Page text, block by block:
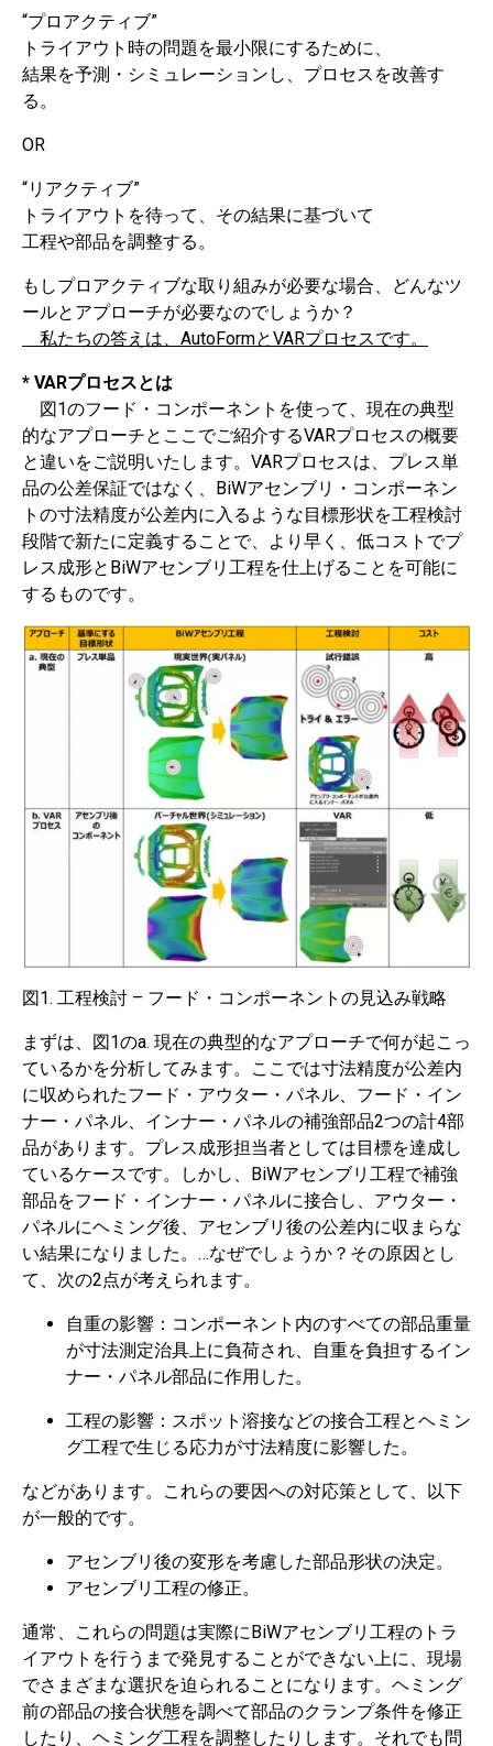
“プロアクティブ”
トライアウト時の問題を最小限にするために、
結果を予測・シミュレーションし、プロセスを改善す
る。
OR
“リアクティブ”
トライアウトを待って、その結果に基づいて
工程や部品を調整する。
もしプロアクティブな取り組みが必要な場合、どんなツ
ールとアプローチが必要なのでしょうか？
私たちの答えは、AutoFormとVARプロセスです。
* VARプロセスとは
図1のフード・コンポーネントを使って、現在の典型
的なアプローチとここでご紹介するVARプロセスの概要
と違いをご説明いたします。VARプロセスは、プレス単
品の公差保証ではなく、BiWアセンブリ・コンポーネン
トの寸法精度が公差内に入るような目標形状を工程検討
段階で新たに定義することで、より早く、低コストでプ
レス成形とBiWアセンブリ工程を仕上げることを可能に
するものです。
図1. 工程検討 – フード・コンポーネントの見込み戦略
まずは、図1のa. 現在の典型的なアプローチで何が起こっ
ているかを分析してみます。ここでは寸法精度が公差内
に収められたフード・アウター・パネル、フード・イン
ナー・パネル、インナー・パネルの補強部品2つの計4部
品があります。プレス成形担当者としては目標を達成し
ているケースです。しかし、BiWアセンブリ工程で補強
部品をフード・インナー・パネルに接合し、アウター・
パネルにヘミング後、アセンブリ後の公差内に収まらな
い結果になりました。…なぜでしょうか？その原因とし
て、次の2点が考えられます。
自重の影響：コンポーネント内のすべての部品重量
が寸法測定治具上に負荷され、自重を負担するイン
ナー・パネル部品に作用した。
工程の影響：スポット溶接などの接合工程とヘミン
グ工程で生じる応力が寸法精度に影響した。
などがあります。これらの要因への対応策として、以下
が一般的です。
アセンブリ後の変形を考慮した部品形状の決定。
アセンブリ工程の修正。
通常、これらの問題は実際にBiWアセンブリ工程のトラ
イアウトを行うまで発見することができない上に、現場
でさまざまな選択を迫られることになります。ヘミング
前の部品の接合状態を調べて部品のクランプ条件を修正
したり、ヘミング工程を調整したりします。それでも問